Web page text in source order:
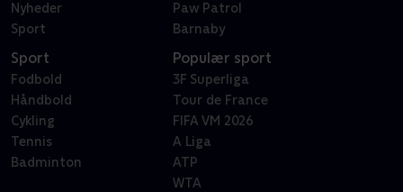
Nyheder
Sport
Paw Patrol
Barnaby
Sport
Fodbold
Håndbold
Cykling
Tennis
Badminton
Populær sport
3F Superliga
Tour de France
FIFA VM 2026
A Liga
ATP
WTA